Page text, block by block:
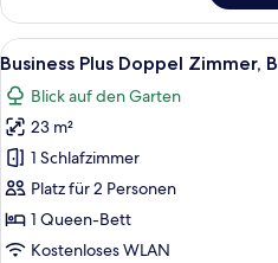
Doppelzimmer
Alle
Fotos
für
Business
Plus
Doppel
Zimmer,
Balkon
7
Business Plus Doppel Zimmer,
Blick auf den Garten
23 m²
1 Schlafzimmer
Platz für 2 Personen
1 Queen-Bett
Kostenloses WLAN